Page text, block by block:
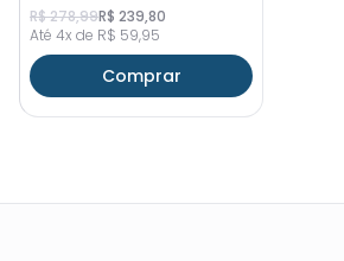
R$ 278,99R$ 239,80
Até 4x de R$ 59,95
Comprar